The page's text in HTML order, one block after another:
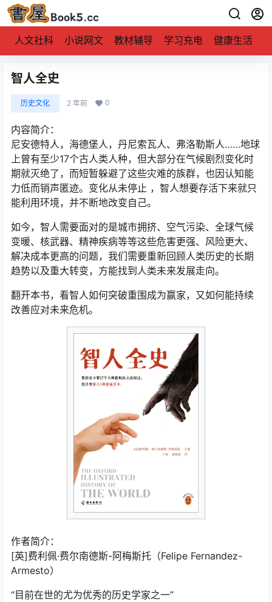
人文社科 小说网文 教材辅导 学习充电 健康生活
智人全史
历史文化 2 年前 0
内容简介：
尼安德特人，海德堡人，丹尼索瓦人、弗洛勒斯人……地球
上曾有至少17个古人类人种，但大部分在气候剧烈变化时
期就灭绝了，而短暂躲避了这些灾难的族群，也因认知能
力低而销声匿迹。变化从未停止 ，智人想要存活下来就只
能利用环境，并不断地改变自己。
如今，智人需要面对的是城市拥挤、空气污染、全球气候
变暖、核武器、精神疾病等等这些危害更强、风险更大、
解决成本更高的问题，我们需要重新回顾人类历史的长期
趋势以及重大转变，方能找到人类未来发展走向。
翻开本书，看智人如何突破重围成为赢家，又如何能持续
改善应对未来危机。
作者简介：
[英]费利佩·费尔南德斯-阿梅斯托（Felipe Fernandez-
Armesto）
“目前在世的尤为优秀的历史学家之一”